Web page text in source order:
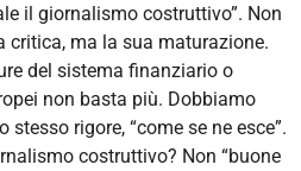
il giornalismo costruttivo”. Non
critica, ma la sua maturazione.
del sistema finanziario o
non basta più. Dobbiamo
rigore, “come se ne esce”.
costruttivo? Non “buone